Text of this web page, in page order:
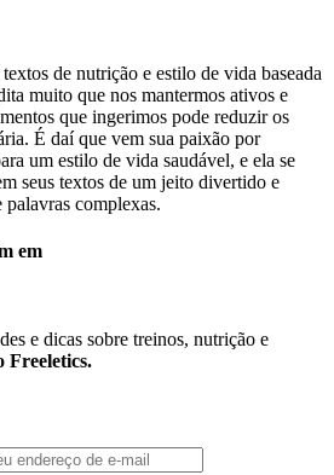
de nutrição e estilo de vida baseada
muito que nos mantermos ativos e
que ingerimos pode reduzir os
É daí que vem sua paixão por
um estilo de vida saudável, e ela se
seus textos de um jeito divertido e
complexas.
em
e dicas sobre treinos, nutrição e
Freeletics.